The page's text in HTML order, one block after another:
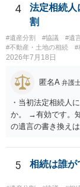
揃える必要があり
4
法定相続人
割
#遺産分割 #協議 #遺
#不動産・土地の相続
#
2026年7月18日
匿名A 弁護
・当初法定相続人
か。 →有効です。
の遺言の書き換え
ますか。 →本人が
です。客観的な基
することはできま
5 相続は誰が